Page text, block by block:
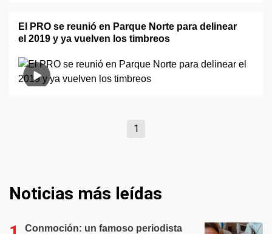
El PRO se reunió en Parque Norte para delinear
el 2019 y ya vuelven los timbreos
1
Noticias más leídas
Conmoción: un famoso periodista